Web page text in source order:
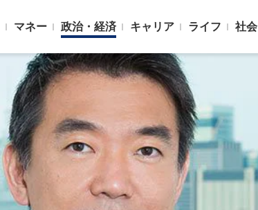
マネー 政治・経済 キャリア ライフ 社会